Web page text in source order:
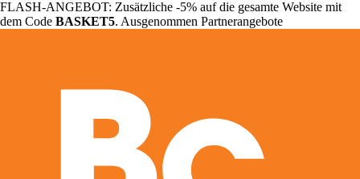
FLASH-ANGEBOT: Zusätzliche -5% auf die gesamte Website mit
dem Code BASKET5. Ausgenommen Partnerangebote